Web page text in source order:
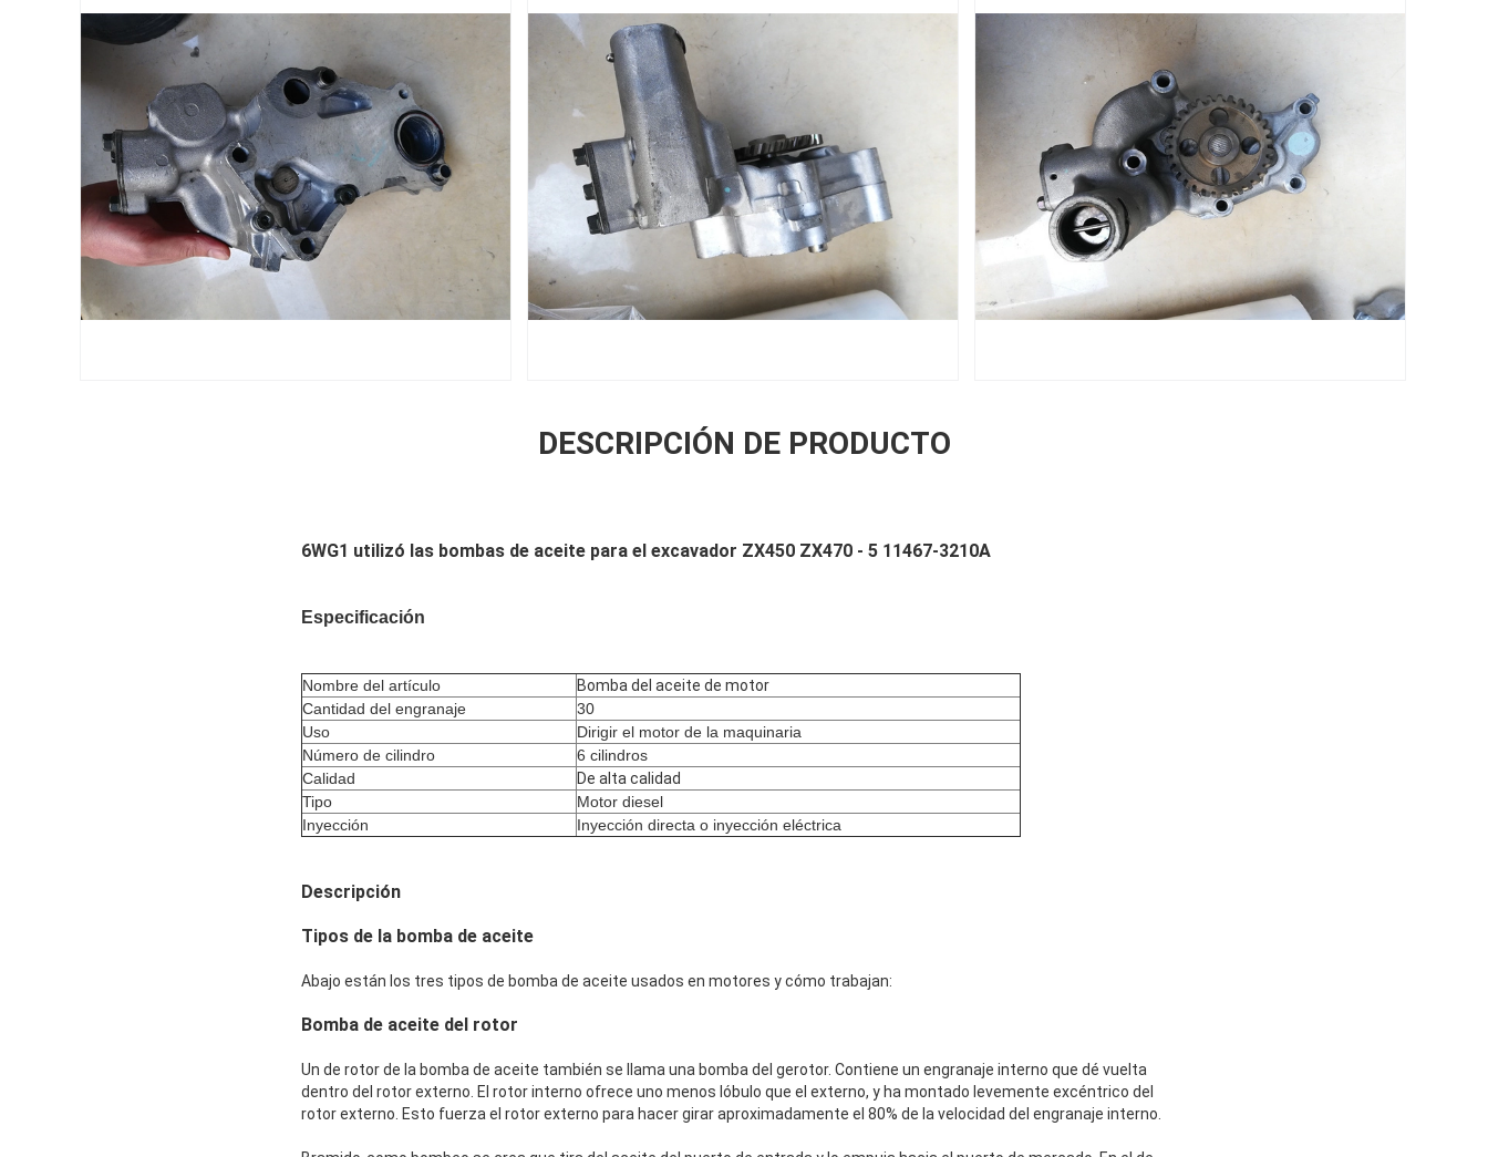
DESCRIPCIÓN DE PRODUCTO
6WG1 utilizó las bombas de aceite para el excavador ZX450 ZX470 - 5 11467-3210A
Especificación
Nombre del artículo
Bomba del aceite de motor
Cantidad del engranaje
30
Uso
Dirigir el motor de la maquinaria
Número de cilindro
6 cilindros
Calidad
De alta calidad
Tipo
Motor diesel
Inyección
Inyección directa o inyección eléctrica
Descripción
Tipos de la bomba de aceite
Abajo están los tres tipos de bomba de aceite usados en motores y cómo trabajan:
Bomba de aceite del rotor
Un de rotor de la bomba de aceite también se llama una bomba del gerotor. Contiene un engranaje interno que dé vuelta
dentro del rotor externo. El rotor interno ofrece uno menos lóbulo que el externo, y ha montado levemente excéntrico del
rotor externo. Esto fuerza el rotor externo para hacer girar aproximadamente el 80% de la velocidad del engranaje interno.